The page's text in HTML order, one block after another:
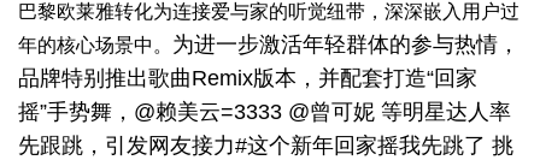
巴黎欧莱雅转化为连接爱与家的听觉纽带，深深嵌入用户过
年的核心场景中。 为进一步激活年轻群体的参与热情，
品牌特别推出歌曲Remix版本，并配套打造“回家
摇”手势舞，@赖美云=3333 @曾可妮 等明星达人率
先跟跳，引发网友接力#这个新年回家摇我先跳了 挑